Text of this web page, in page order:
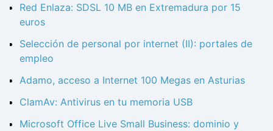
Red Enlaza: SDSL 10 MB en Extremadura por 15
euros
Selección de personal por internet (II): portales de
empleo
Adamo, acceso a Internet 100 Megas en Asturias
ClamAv: Antivirus en tu memoria USB
Microsoft Office Live Small Business: dominio y